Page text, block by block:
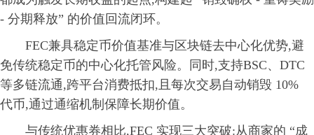
- 分期释放” 的价值回流闭环。
FEC兼具稳定币价值基准与区块链去中心化优势,避
免传统稳定币的中心化托管风险。同时,支持BSC、DTC
等多链流通,跨平台消费抵扣,且每次交易自动销毁 10%
代币,通过通缩机制保障长期价值。
与传统优惠券相比,FEC 实现三大突破:从商家的 “成